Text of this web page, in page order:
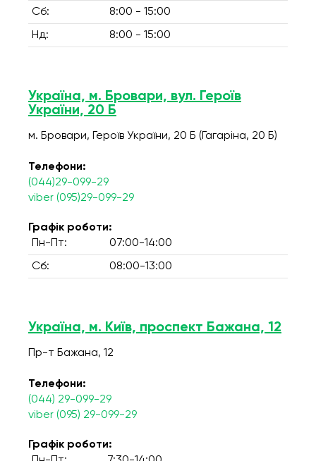
Сб: 8:00 - 15:00
Нд: 8:00 - 15:00
Україна, м. Бровари, вул. Героїв
України, 20 Б
м. Бровари, Героїв України, 20 Б (Гагаріна, 20 Б)
Телефони:
(044)29-099-29
viber (095)29-099-29
Графік роботи:
Пн-Пт:
07:00-14:00
Сб: 08:00-13:00
Україна, м. Київ, проспект Бажана, 12
Пр-т Бажана, 12
Телефони:
(044) 29-099-29
viber (095) 29-099-29
Графік роботи: